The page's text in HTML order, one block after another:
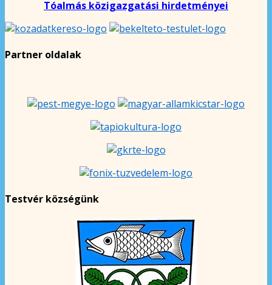
Tóalmás közigazgatási hirdetményei
Partner oldalak
Testvér községünk